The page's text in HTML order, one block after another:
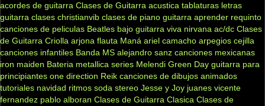
acordes de guitarra Clases de Guitarra acustica tablaturas letras
guitarra clases christianvib clases de piano guitarra aprender requinto
canciones de peliculas Beatles bajo guitarra viva nirvana ac/dc Clases
de Guitarra Criolla arjona flauta Maná ariel camacho arpegios cejilla
canciones infantiles Banda MS alejandro sanz canciones mexicanas
iron maiden Bateria metallica series Melendi Green Day guitarra para
principiantes one direction Reik canciones de dibujos animados
tutoriales navidad ritmos soda stereo Jesse y Joy juanes vicente
fernandez pablo alboran Clases de Guitarra Clasica Clases de